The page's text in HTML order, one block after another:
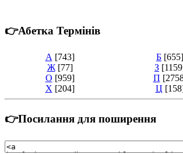
👉Абетка Термінів
А [743] Б [655]
Ж [77] З
О [959] П
Х [204] Ц
👉Посилання для поширення